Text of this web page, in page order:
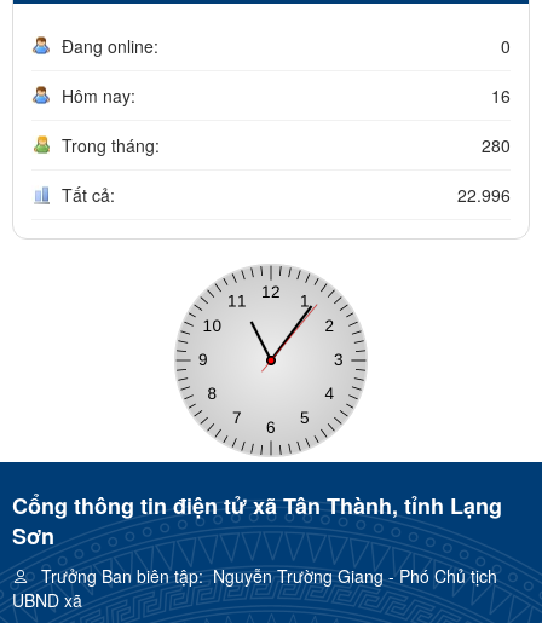
Đang online: 0
Hôm nay: 16
Trong tháng: 280
Tất cả: 22.996
Cổng thông tin điện tử xã Tân Thành, tỉnh Lạng
Sơn
Trưởng Ban biên tập:Nguyễn Trường Giang - Phó Chủ tịch
UBND xã